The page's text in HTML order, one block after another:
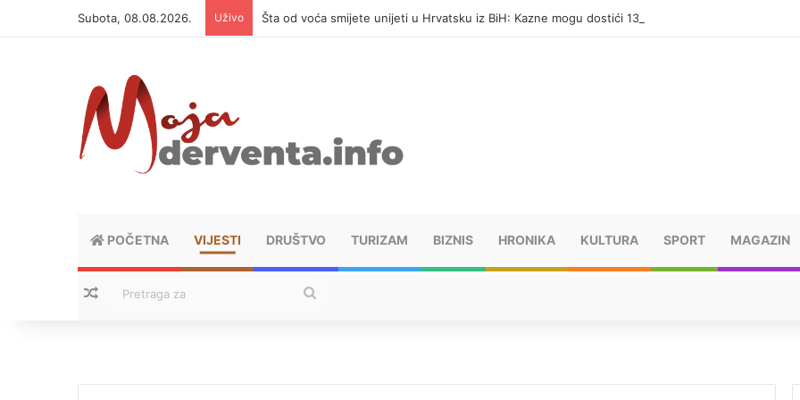
Subota, 08.08.2026. Uživo Šta od voća smijete unijeti u Hrvatsku iz BiH: Kazne mogu dostići 13.260 evra
POČETNA VIJESTI DRUŠTVO TURIZAM BIZNIS HRONIKA KULTURA SPORT MAGAZIN
Nasumični tekstovi